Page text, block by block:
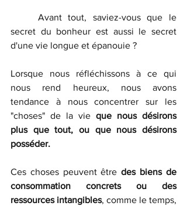
secret du bonheur est aussi le secret
d'une vie longue et épanouie ?
Lorsque nous réfléchissons à ce qui
nous rend heureux, nous avons
tendance à nous concentrer sur les
"choses" de la vie que nous désirons
plus que tout, ou que nous désirons
posséder.
Ces choses peuvent être des biens de
consommation concrets ou des
ressources intangibles, comme le temps,